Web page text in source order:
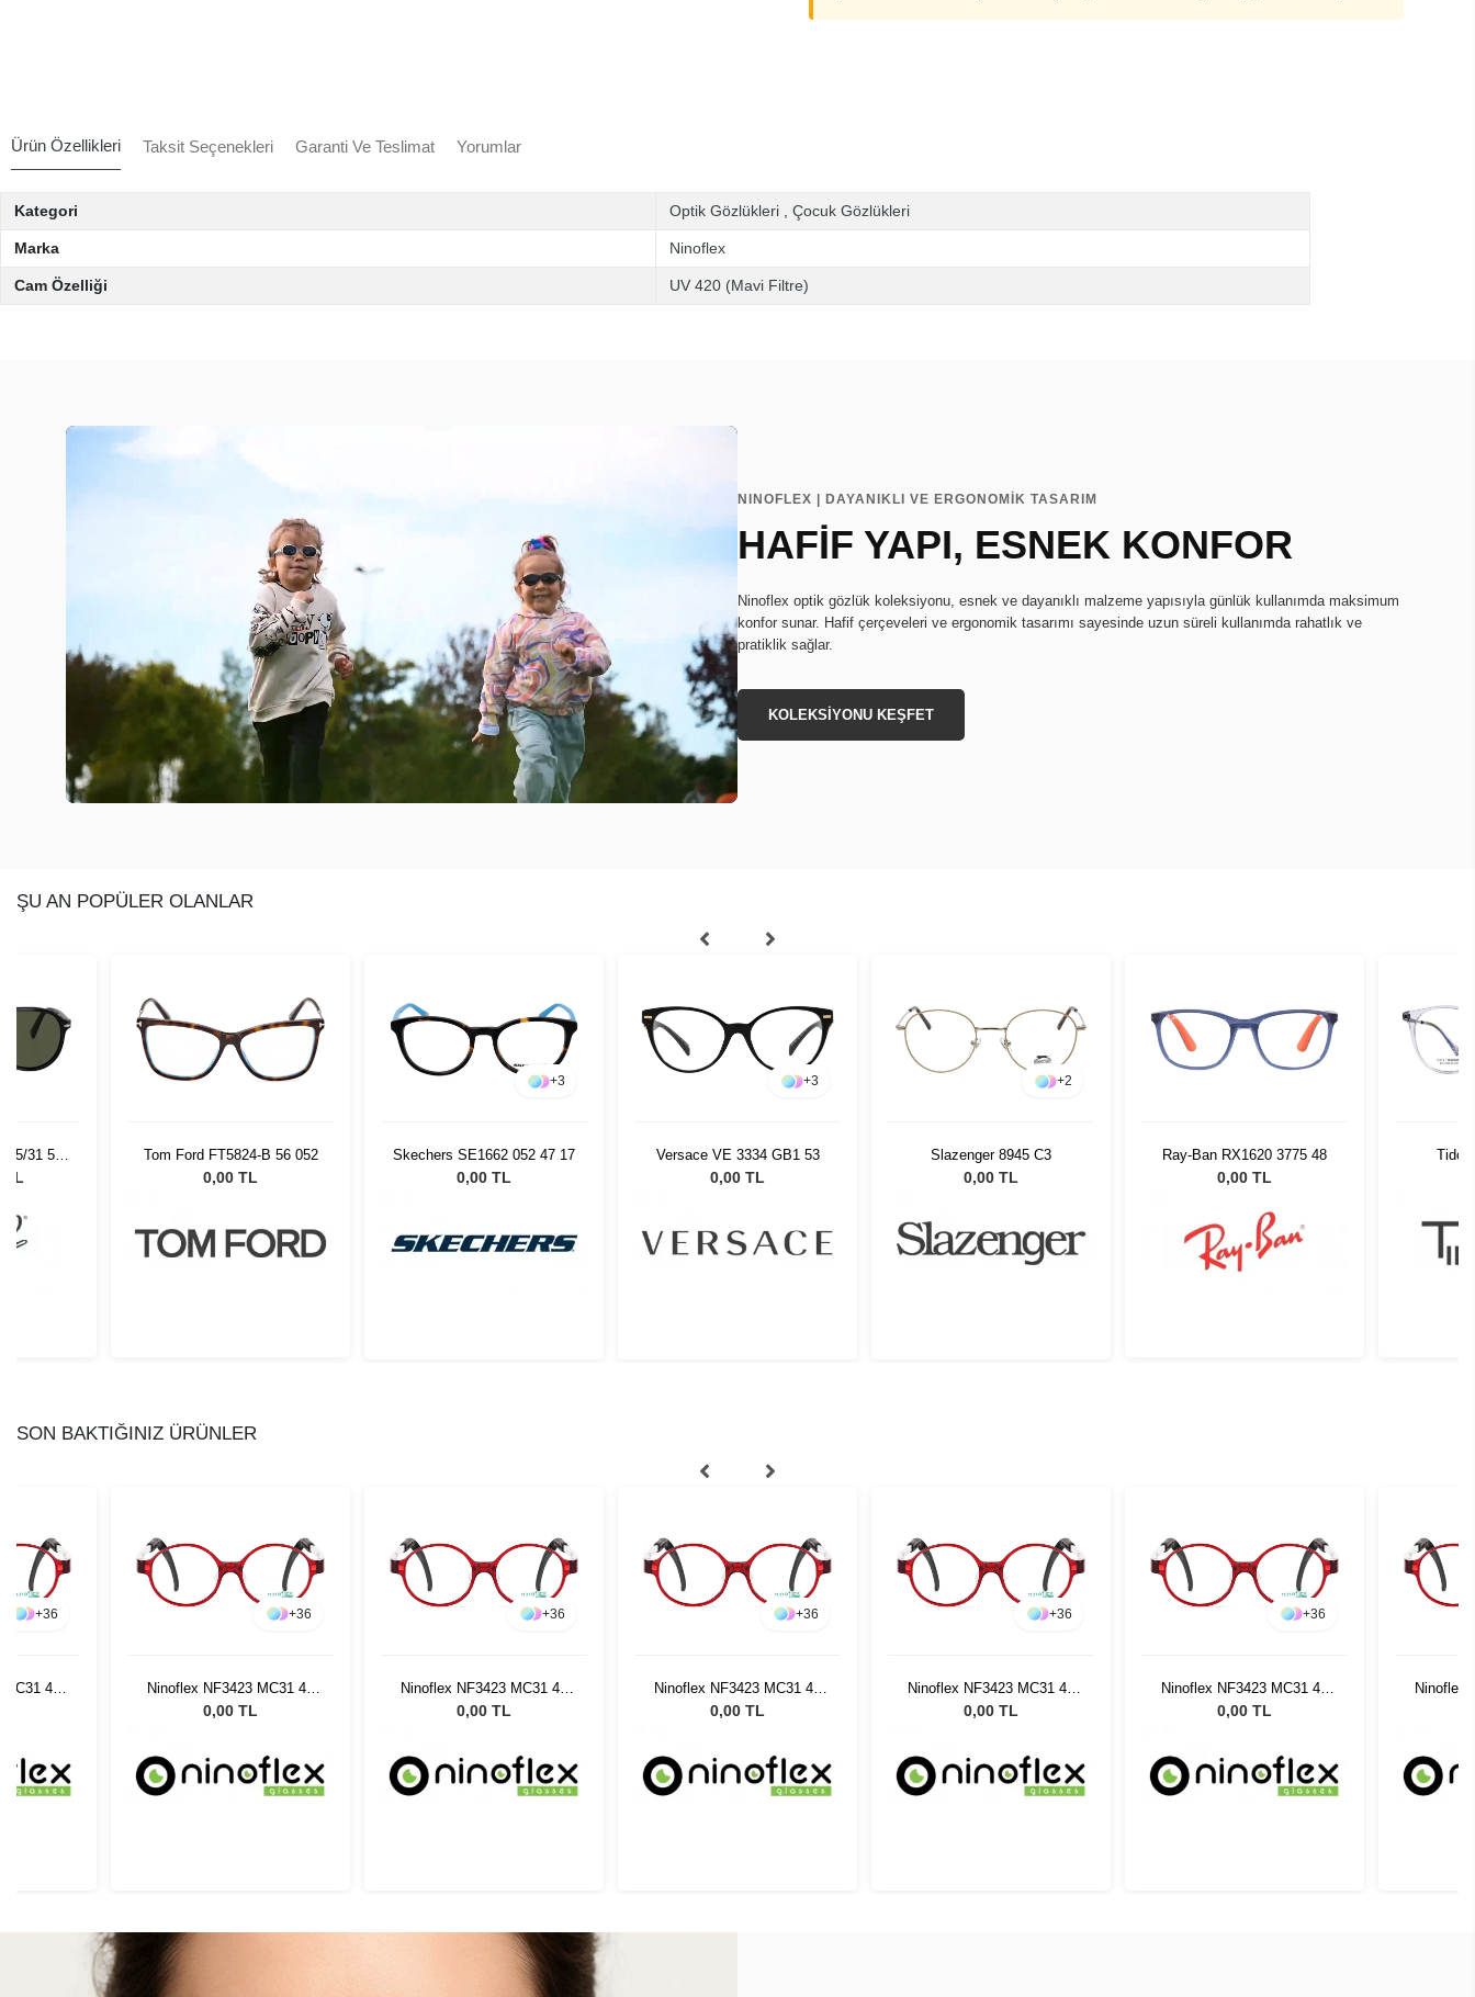
Ürün Özellikleri Taksit Seçenekleri Garanti Ve Teslimat Yorumlar
Kategori Optik Gözlükleri Çocuk Gözlükleri
Marka Ninoflex
Cam Özelliği UV 420 (Mavi Filtre)
NINOFLEX | DAYANIKLI VE ERGONOMİK TASARIM
HAFİF YAPI, ESNEK KONFOR
Ninoflex optik gözlük koleksiyonu, esnek ve dayanıklı malzeme yapısıyla günlük kullanımda maksimum
konfor sunar. Hafif çerçeveleri ve ergonomik tasarımı sayesinde uzun süreli kullanımda rahatlık ve
pratiklik sağlar.
KOLEKSİYONU KEŞFET
ŞU AN POPÜLER OLANLAR
95/31 55
TL
Tom Ford FT5824-B 56 052
0,00 TL
+3
Skechers SE1662 052 47 17
0,00 TL
+3
Versace VE 3334 GB1 53
0,00 TL
+2
Slazenger 8945 C3
0,00 TL
Ray-Ban RX1620 3775 48
0,00 TL
SON BAKTIĞINIZ ÜRÜNLER
+36
42
+36
Ninoflex NF3423 MC31 42
15 128
0,00 TL
+36
Ninoflex NF3423 MC31 42
15 128
0,00 TL
+36
Ninoflex NF3423 MC31 42
15 128
0,00 TL
+36
Ninoflex NF3423 MC31 42
15 128
0,00 TL
+36
Ninoflex NF3423 MC31 42
15 128
0,00 TL
Ninoflex